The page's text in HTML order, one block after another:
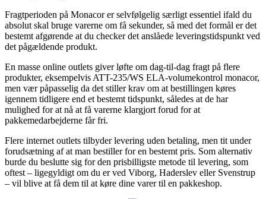
Fragtperioden på Monacor er selvfølgelig særligt essentiel ifald du
absolut skal bruge varerne om få sekunder, så med det formål er det
bestemt afgørende at du checker det anslåede leveringstidspunkt ved
det pågældende produkt.
En masse online outlets giver løfte om dag-til-dag fragt på flere
produkter, eksempelvis ATT-235/WS ELA-volumekontrol monacor,
men vær påpasselig da det stiller krav om at bestillingen køres
igennem tidligere end et bestemt tidspunkt, således at de har
mulighed for at nå at få varerne klargjort forud for at
pakkemedarbejderne får fri.
Flere internet outlets tilbyder levering uden betaling, men tit under
forudsætning af at man bestiller for en bestemt pris. Som alternativ
burde du beslutte sig for den prisbilligste metode til levering, som
oftest – ligegyldigt om du er ved Viborg, Haderslev eller Svenstrup
– vil blive at få dem til at køre dine varer til en pakkeshop.